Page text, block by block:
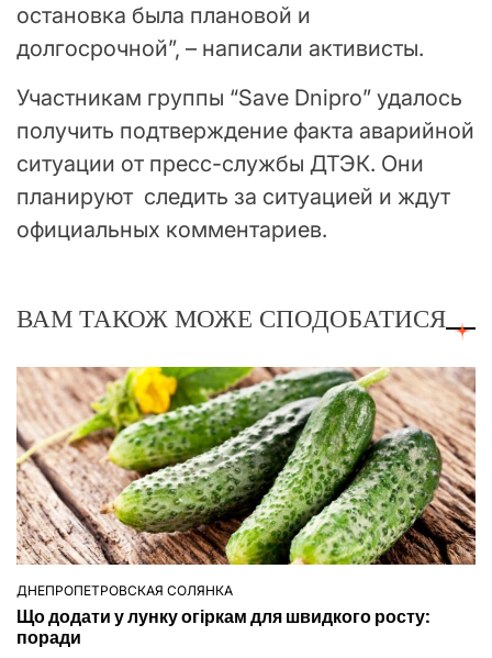
остановка была плановой и
долгосрочной”, – написали активисты.
Участникам группы “Save Dnipro” удалось
получить подтверждение факта аварийной
ситуации от пресс-службы ДТЭК. Они
планируют следить за ситуацией и ждут
официальных комментариев.
ВАМ ТАКОЖ МОЖЕ СПОДОБАТИСЯ
ОПУБЛІКУВАТИ
У
ДНЕПРОПЕТРОВСКАЯ СОЛЯНКА
Що додати у лунку огіркам для швидкого росту:
поради